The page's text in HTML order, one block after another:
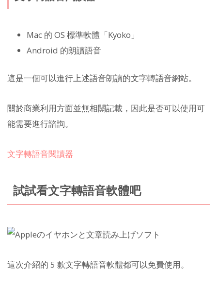
Mac 的 OS 標準軟體「Kyoko」
Android 的朗讀語音
這是一個可以進行上述語音朗讀的文字轉語音網站。
關於商業利用方面並無相關記載，因此是否可以使用可
能需要進行諮詢。
文字轉語音閱讀器
試試看文字轉語音軟體吧
這次介紹的 5 款文字轉語音軟體都可以免費使用。